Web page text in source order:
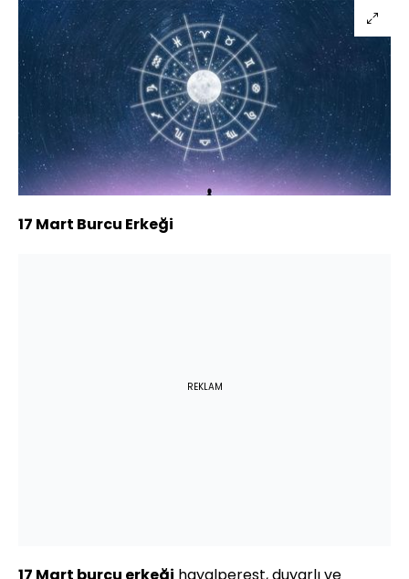
17 Mart Burcu Erkeği
REKLAM